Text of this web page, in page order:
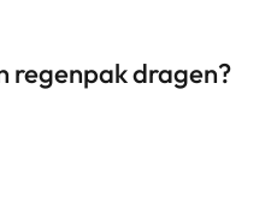
regenpak dragen?